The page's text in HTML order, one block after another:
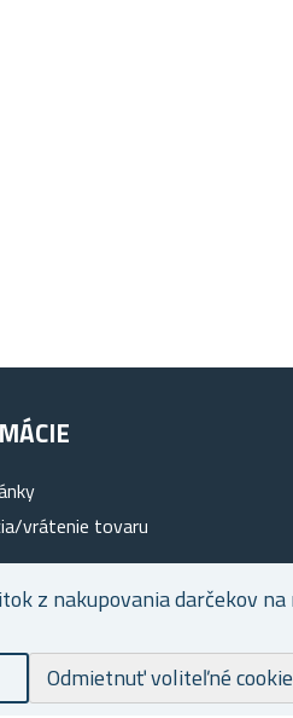
z nakupovania darčekov
Odmietnuť voliteľné
vrátenie tovaru
platba
údajov